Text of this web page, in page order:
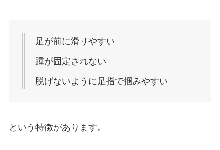
足が前に滑りやすい
踵が固定されない
脱げないように足指で掴みやすい
という特徴があります。